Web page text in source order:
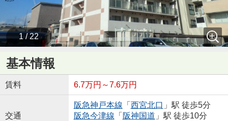
1 / 22
基本情報
賃料 6.7万円～7.6万円
交通
阪急神戸本線 「 西宮北口 」駅 徒歩5分
阪急今津線 「 阪神国道 」駅 徒歩10分